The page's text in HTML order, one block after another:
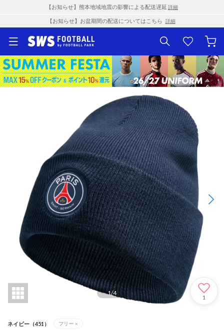
【お知らせ】熊本地域地震の影響による配送遅延 詳細
【お知らせ】お盆期間の配送についてはこちら 詳細
1/4
1
ネイビー（451） フリー ×